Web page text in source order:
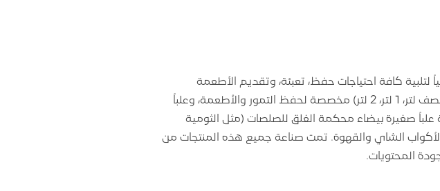
لتلبية كافة احتياجات حفظ، تعبئة، وتقديم الأطعمة
والمشروبات. تشمل التشكيلة علباً مستطيلة شفافة ومتعددة السعات (نصف لتر، 1 لتر، 2 لتر) مخصصة لحفظ التمور والأطعمة، وعلباً
صغيرة بيضاء محكمة الغلق للصلصات (مثل الثومية
لأكواب الشاي والقهوة. تمت صناعة جميع هذه المنتجات من
المحتويات.